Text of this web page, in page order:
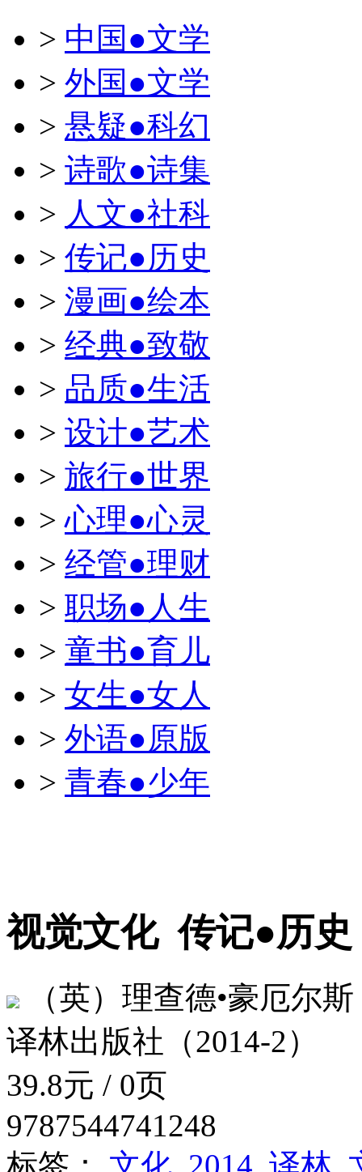
> 中国●文学
> 外国●文学
> 悬疑●科幻
> 诗歌●诗集
> 人文●社科
> 传记●历史
> 漫画●绘本
> 经典●致敬
> 品质●生活
> 设计●艺术
> 旅行●世界
>心理●心灵
> 经管●理财
> 职场●人生
> 童书●育儿
> 女生●女人
> 外语●原版
> 青春●少年
视觉文化传记●历史
（英）理查德•豪厄尔斯
译林出版社（2014-2）
39.8元 / 0页
9787544741248
标签： 文化 2014 译林